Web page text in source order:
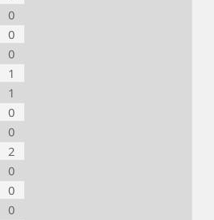
0
0
0
1
1
0
0
2
0
0
0